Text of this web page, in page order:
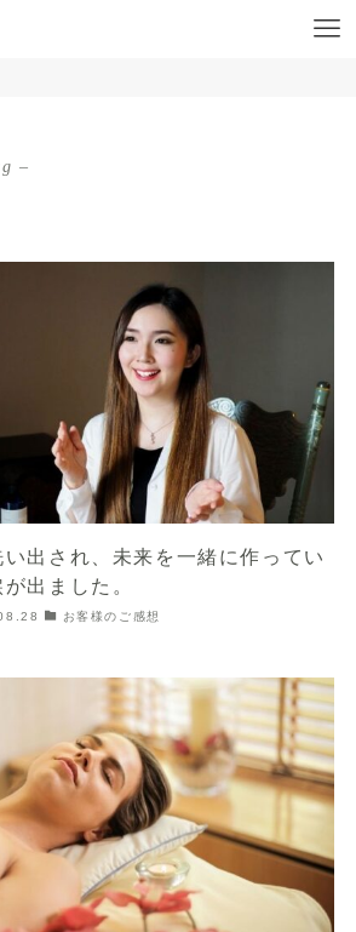
–
出され、未来を一緒に作ってい
出ました。
お客様のご感想